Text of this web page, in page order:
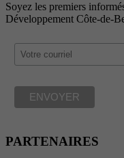
Soyez les premiers
Développement Côte-de-
PARTENAIRES